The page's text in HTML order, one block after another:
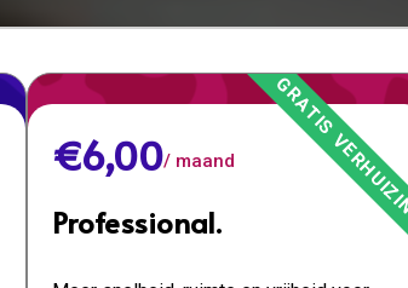
€6,00/ maand
Professional.